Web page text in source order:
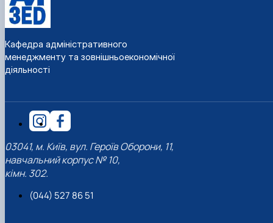
Кафедра адміністративного
менеджменту та зовнішньоекономічної
діяльності
03041, м. Київ, вул. Героїв Оборони, 11,
навчальний корпус № 10,
кімн. 302.
(044) 527 86 51